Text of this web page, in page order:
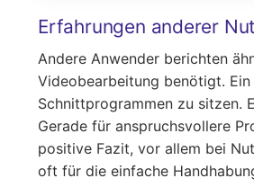
Erfahrungen anderer
Andere Anwender berichten
Videobearbeitung benötigt.
Schnittprogrammen zu sitzen.
Gerade für anspruchsvollere
positive Fazit, vor allem bei
oft für die einfache